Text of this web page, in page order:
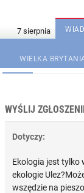
WIELKA
WYŚLIJ
Dotyczy:
Ekologia jest tylko
ekologie
wszędzie na